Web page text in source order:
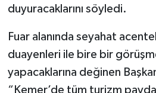
duyuracaklarını söyledi.
Fuar alanında seyahat
duayenleri ile bire bir
yapacaklarına değinen
“Kemer’de tüm turizm